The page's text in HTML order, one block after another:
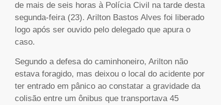
de mais de seis horas à Polícia Civil na tarde desta
segunda-feira (23). Arilton Bastos Alves foi liberado
logo após ser ouvido pelo delegado que apura o
caso.
Segundo a defesa do caminhoneiro, Arilton não
estava foragido, mas deixou o local do acidente por
ter entrado em pânico ao constatar a gravidade da
colisão entre um ônibus que transportava 45